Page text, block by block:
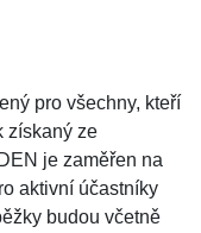
pro všechny, kteří
získaný ze
je zaměřen na
aktivní účastníky
budou včetně